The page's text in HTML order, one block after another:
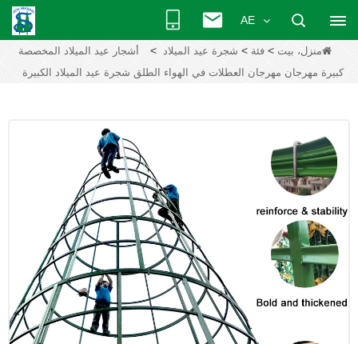
AE
منزل، بيت > فئة > شجرة عيد الميلاد >
أشجار عيد الميلاد المخصصة
كبيرة مهرجان مهرجان العطلات في الهواء الطلق شجرة عيد الميلاد الكبيرة